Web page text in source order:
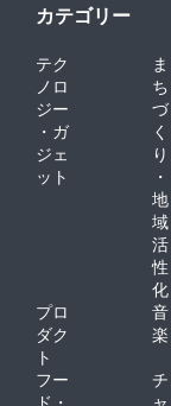
カテゴリー
テク
ノロ
ジー
・ガ
ジェ
ット
ま
ち
づ
く
り
・
地
域
活
性
化
プロ
ダク
ト
音
楽
フー
チ